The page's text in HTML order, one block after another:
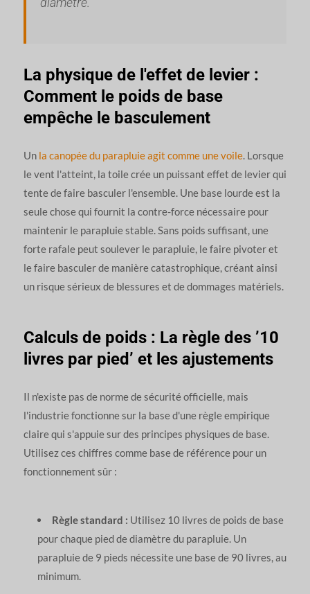
La physique de l'effet de levier :
Comment le poids de base
empêche le basculement
Un la canopée du parapluie agit comme une voile. Lorsque
le vent l'atteint, la toile crée un puissant effet de levier qui
tente de faire basculer l'ensemble. Une base lourde est la
seule chose qui fournit la contre-force nécessaire pour
maintenir le parapluie stable. Sans poids suffisant, une
forte rafale peut soulever le parapluie, le faire pivoter et
le faire basculer de manière catastrophique, créant ainsi
un risque sérieux de blessures et de dommages matériels.
Calculs de poids : La règle des ’10
livres par pied’ et les ajustements
Il n'existe pas de norme de sécurité officielle, mais
l'industrie fonctionne sur la base d'une règle empirique
claire qui s'appuie sur des principes physiques de base.
Utilisez ces chiffres comme base de référence pour un
fonctionnement sûr :
Règle standard : Utilisez 10 livres de poids de base
pour chaque pied de diamètre du parapluie. Un
parapluie de 9 pieds nécessite une base de 90 livres, au
minimum.